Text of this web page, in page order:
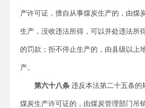
产许可证，擅自从事煤炭生产的，由煤
生产，没收违法所得，可以并处违法所
的罚款；拒不停止生产的，由县级以上
产。
第六十八条 违反本法第二十五条的
煤炭生产许可证的，由煤炭管理部门吊